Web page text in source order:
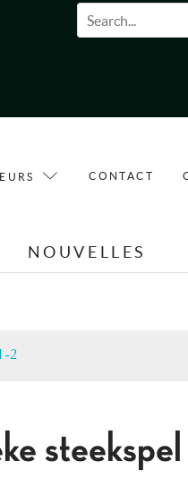
CONTACT
NOUVELLES
2
steekspel